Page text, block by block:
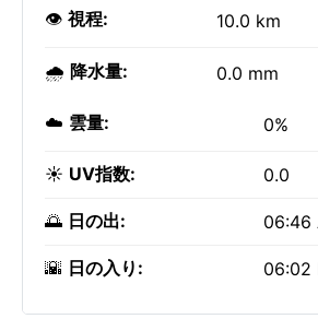
👁️ 視程: 10.0 km
🌧️ 降水量: 0.0 mm
☁️ 雲量: 0%
☀️ UV指数: 0.0
🌅 日の出: 06:46
🌇 日の入り: 06:02